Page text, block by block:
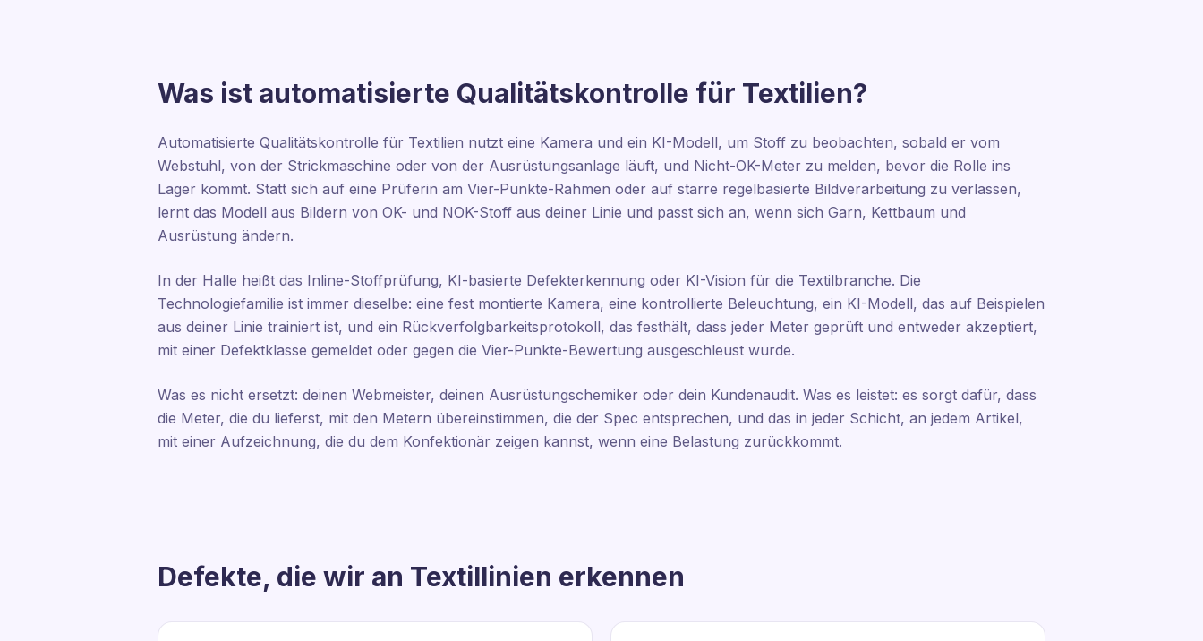
Was ist automatisierte Qualitätskontrolle für Textilien?
Automatisierte Qualitätskontrolle für Textilien nutzt eine Kamera und ein KI-Modell, um Stoff zu beobachten, sobald er vom
Webstuhl, von der Strickmaschine oder von der Ausrüstungsanlage läuft, und Nicht-OK-Meter zu melden, bevor die Rolle ins
Lager kommt. Statt sich auf eine Prüferin am Vier-Punkte-Rahmen oder auf starre regelbasierte Bildverarbeitung zu verlassen,
lernt das Modell aus Bildern von OK- und NOK-Stoff aus deiner Linie und passt sich an, wenn sich Garn, Kettbaum und
Ausrüstung ändern.
In der Halle heißt das Inline-Stoffprüfung, KI-basierte Defekterkennung oder KI-Vision für die Textilbranche. Die
Technologiefamilie ist immer dieselbe: eine fest montierte Kamera, eine kontrollierte Beleuchtung, ein KI-Modell, das auf Beispielen
aus deiner Linie trainiert ist, und ein Rückverfolgbarkeitsprotokoll, das festhält, dass jeder Meter geprüft und entweder akzeptiert,
mit einer Defektklasse gemeldet oder gegen die Vier-Punkte-Bewertung ausgeschleust wurde.
Was es nicht ersetzt: deinen Webmeister, deinen Ausrüstungschemiker oder dein Kundenaudit. Was es leistet: es sorgt dafür, dass
die Meter, die du lieferst, mit den Metern übereinstimmen, die der Spec entsprechen, und das in jeder Schicht, an jedem Artikel,
mit einer Aufzeichnung, die du dem Konfektionär zeigen kannst, wenn eine Belastung zurückkommt.
Defekte, die wir an Textillinien erkennen